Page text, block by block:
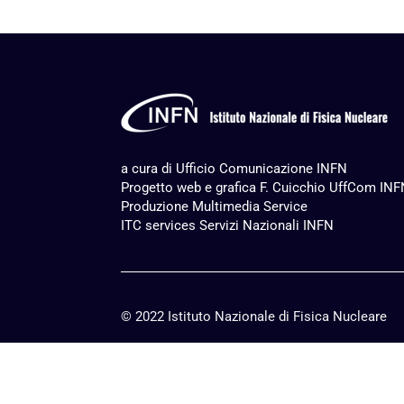
a cura di Ufficio Comunicazione INFN
Progetto web e grafica F. Cuicchio UffCom
Produzione Multimedia Service
ITC services Servizi Nazionali INFN
© 2022 Istituto Nazionale di Fisica Nucleare